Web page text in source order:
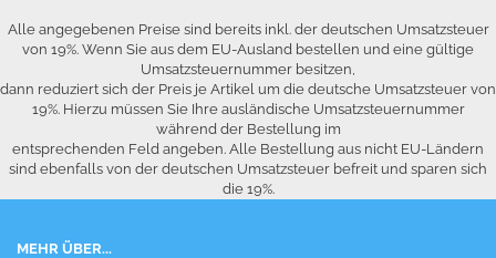
Alle angegebenen Preise sind bereits inkl. der deutschen Umsatzsteuer
von 19%. Wenn Sie aus dem EU-Ausland bestellen und eine gültige
Umsatzsteuernummer besitzen,
dann reduziert sich der Preis je Artikel um die deutsche Umsatzsteuer von
19%. Hierzu müssen Sie Ihre ausländische Umsatzsteuernummer
während der Bestellung im
entsprechenden Feld angeben. Alle Bestellung aus nicht EU-Ländern
sind ebenfalls von der deutschen Umsatzsteuer befreit und sparen sich
die 19%.
MEHR ÜBER...